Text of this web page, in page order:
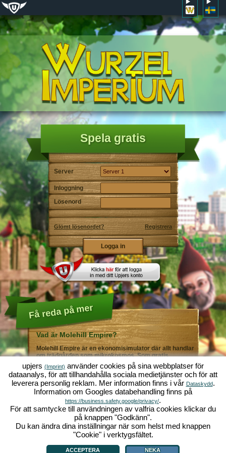
Spela gratis
Server
Inloggning
Lösenord
Glömt lösenordet? Registrera
Få reda på mer
Vad är Molehill Empire?
Molehill Empire är en ekonomisimulator där allt handlar
om trädgården som mikrokosmos. Som gratis
webbläsarspel fungerar det i din webbläsare - helt utan
ytterligare nedladdningar eller programinstallationer! I
rollen som trädgårdsmästare skapar du ditt eget gröna
paradis. Plantera! Vattna! Skörda! Du väljer mellan alla
möjliga olika grönsaker och frukter: tomater och
jordgubbar - eller kanske hellre morötter och sallad?
Gurka och broccoli? Äsch - varför inte fylla ditt
trädgårdsland med lite av varje!? Besök städerna
Grönadal och Metropola för att handla med andra
spelare. Köp nya, spännande grödor och ge livet i
örtagården en extra krydda med exklusiva
trädgårdsdekorationer. Uppfyll dina kunders önskemål
och var alltid mån om god grannsämja, så att inte din
Vad är Molehill Empire?|Bakgrund|Funktioner| Spelregler
Hantera Cookies
upjers (Imprint) använder cookies på sina webbplatser för
dataanalys, för att tillhandahålla sociala medietjänster och för att
leverera personlig reklam. Mer information finns i vår Dataskydd.
Information om Googles databehandling finns på
https://business.safety.google/privacy/.
För att samtycke till användningen av valfria cookies klickar du
på knappen "Godkänn".
Du kan ändra dina inställningar när som helst med knappen
"Cookie" i verktygsfältet.
ACCEPTERA NEKA